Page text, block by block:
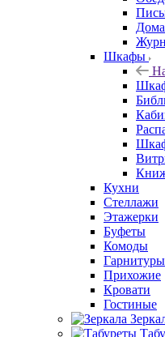
Шкафы
Кухни
Стеллажи
Этажерки
Буфеты
Комоды
Гарнитуры
Прихожие
Кровати
Гостиные